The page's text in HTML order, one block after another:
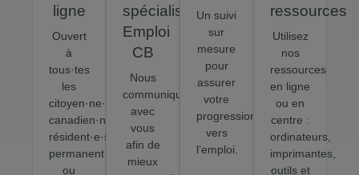
ligne
Ouvert
à
tous·tes
les
citoyen·ne·s
canadien·ne·s,
résident·e·s
permanent·e·s
ou
spécialiste
Emploi
CB
Nous
communiquerons
avec
vous
afin de
mieux
Un suivi
sur
mesure
pour
assurer
votre
progression
vers
l’emploi.
ressources
Utilisez
nos
ressources
en ligne
ou en
centre :
ordinateurs,
imprimantes,
outils et